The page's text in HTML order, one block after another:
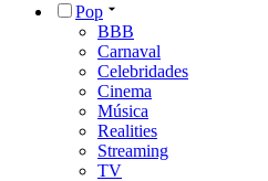
Pop
BBB
Carnaval
Celebridades
Cinema
Música
Realities
Streaming
TV